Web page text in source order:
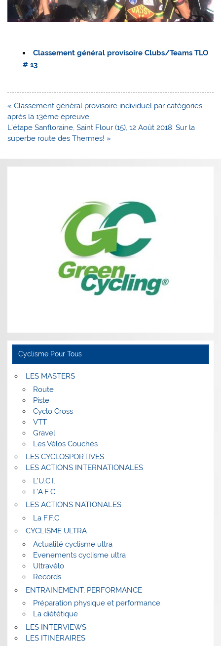
Classement général provisoire Clubs/Teams TLO
# 13
Navigation
de
l’article
« Classement général provisoire individuel par catégories
après la 13ème épreuve.
L’étape Sanfloraine, Saint Flour (15), 12 Août 2018: Sur la
superbe route des Thermes! »
Cyclisme Pour Tous
LES MASTERS
Route
Piste
Cyclo Cross
VTT
Gravel
Les Vélos Couchés
LES CYCLOSPORTIVES
LES ACTIONS INTERNATIONALES
L’U.C.I.
L’A.E.C
LES ACTIONS NATIONALES
La F.F.C
CYCLISME ULTRA
Actualité cyclisme ultra
Evenements cyclisme ultra
Ultravélo
Records
ENTRAINEMENT, PERFORMANCE
Préparation physique et performance
La diététique
LES INTERVIEWS
LES ITINÉRAIRES